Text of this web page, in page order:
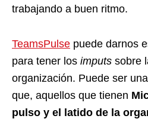
trabajando a buen ritmo.
TeamsPulse puede darnos
para tener los imputs sobre
organización. Puede ser
que, aquellos que tienen
pulso y el latido de la